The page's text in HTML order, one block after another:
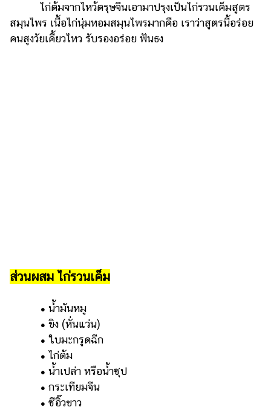
มือ
ถือ
สัตว์
เลี้ยง
Infographic
บริการ
แอปฯ
กระปุก
ไก่ต้มจากไหว้ตรุษจีนเอามาปรุงเป็นไก่รวนเค็มสูตร
สมุนไพร เนื้อไก่นุ่มหอมสมุนไพรมากคือ เราว่าสูตรนี้อร่อย
คนสูงวัยเคี้ยวไหว รับรองอร่อย ฟันธง
ส่วนผสม ไก่รวนเค็ม
• น้ำมันหมู
• ขิง (หั่นแว่น)
• ใบมะกรูดฉีก
• ไก่ต้ม
• น้ำเปล่า หรือน้ำซุป
• กระเทียมจีน
• ซีอิ๊วขาว